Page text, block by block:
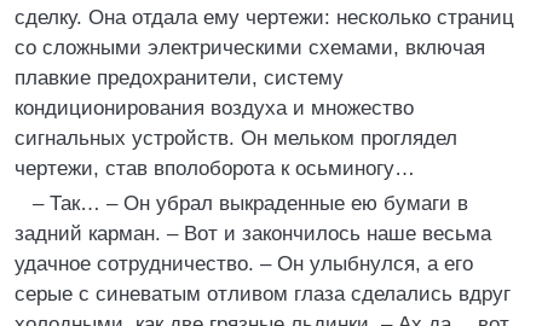
сделку. Она отдала ему чертежи: несколько страниц
со сложными электрическими схемами, включая
плавкие предохранители, систему
кондиционирования воздуха и множество
сигнальных устройств. Он мельком проглядел
чертежи, став вполоборота к осьминогу…
– Так… – Он убрал выкраденные ею бумаги в
задний карман. – Вот и закончилось наше весьма
удачное сотрудничество. – Он улыбнулся, а его
серые с синеватым отливом глаза сделались вдруг